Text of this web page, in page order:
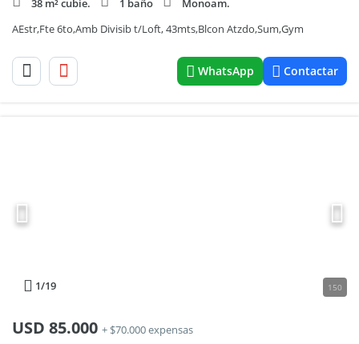
38 m² cubie.
1 baño
Monoam.
AEstr,Fte 6to,Amb Divisib t/Loft, 43mts,Blcon Atzdo,Sum,Gym
WhatsApp Contactar
1/19 150
USD 85.000 + $70.000 expensas